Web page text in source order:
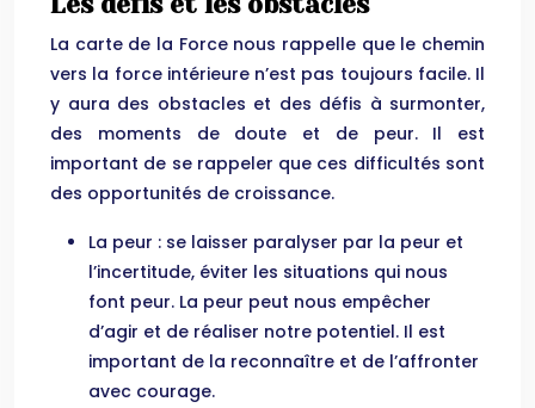
La carte de la Force nous rappelle que le chemin
vers la force intérieure n’est pas toujours facile. Il
y aura des obstacles et des défis à surmonter,
des moments de doute et de peur. Il est
important de se rappeler que ces difficultés sont
des opportunités de croissance.
La peur : se laisser paralyser par la peur et
l’incertitude, éviter les situations qui nous
font peur. La peur peut nous empêcher
d’agir et de réaliser notre potentiel. Il est
important de la reconnaître et de l’affronter
avec courage.